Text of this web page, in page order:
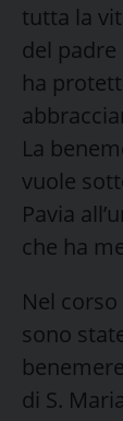
tutta la
del
ha
La
vuole
Pavia
che ha
Nel
sono
di S.